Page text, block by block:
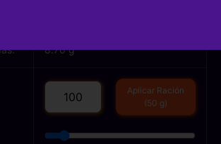
8.70 g
Aplicar Ración
(50 g)